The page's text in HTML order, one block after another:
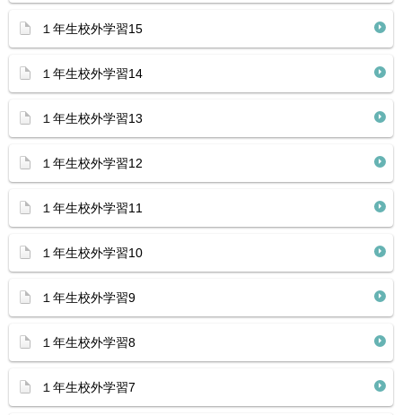
１年生校外学習15
１年生校外学習14
１年生校外学習13
１年生校外学習12
１年生校外学習11
１年生校外学習10
１年生校外学習9
１年生校外学習8
１年生校外学習7